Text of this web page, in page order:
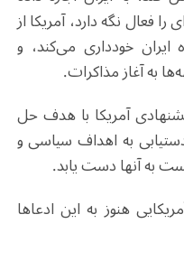
نگه دارد، آمریکا از
خودداری می‌کند، و
به آغاز مذاکرات.
آمریکا با هدف حل
به اهداف سیاسی و
به آنها دست یابد.
هنوز به این ادعاها